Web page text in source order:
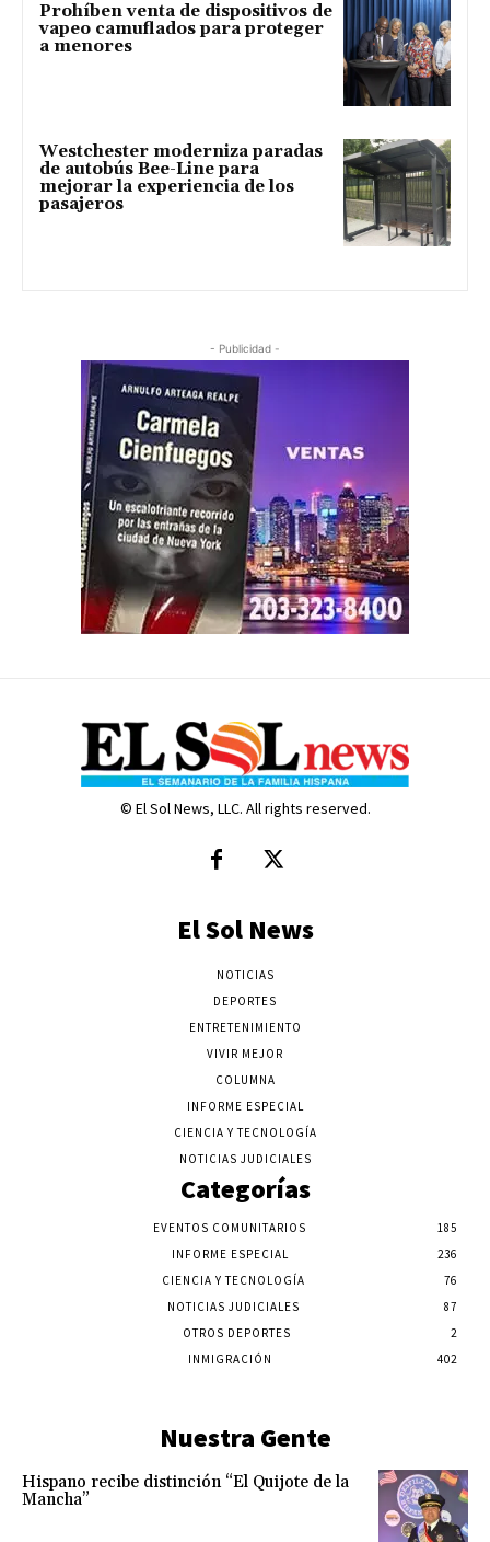
Prohíben venta de dispositivos de
vapeo camuflados para proteger
a menores
Westchester moderniza paradas
de autobús Bee-Line para
mejorar la experiencia de los
pasajeros
- Publicidad -
© El Sol News, LLC. All rights reserved.
El Sol News
NOTICIAS
DEPORTES
ENTRETENIMIENTO
VIVIR MEJOR
COLUMNA
INFORME ESPECIAL
CIENCIA Y TECNOLOGÍA
NOTICIAS JUDICIALES
Categorías
EVENTOS COMUNITARIOS
185
INFORME ESPECIAL
236
CIENCIA Y TECNOLOGÍA
76
NOTICIAS JUDICIALES
87
OTROS DEPORTES
2
INMIGRACIÓN
402
Nuestra Gente
Hispano recibe distinción “El Quijote de la
Mancha”